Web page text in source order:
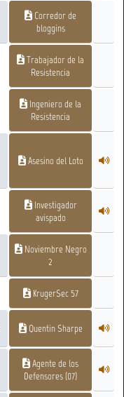
Corredor de
bloggins
Trabajador de la
Resistencia
Ingeniero de la
Resistencia
Asesino del Loto
Investigador
avispado
Noviembre Negro
2
KrugerSec 57
Quentin Sharpe
Agente de los
Defensores (07)